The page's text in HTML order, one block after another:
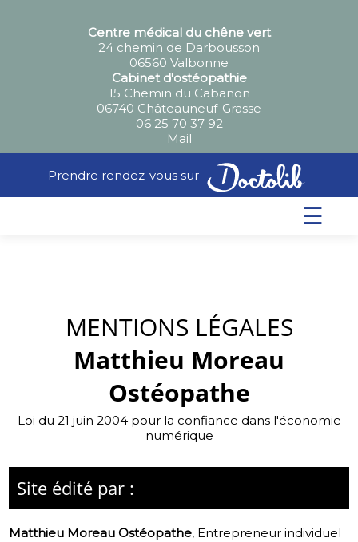
Centre médical du chêne vert
24 chemin de Darbousson
06560 Valbonne
Cabinet d'ostéopathie
15 Chemin du Cabanon
06740 Châteauneuf-Grasse
06 25 70 37 92
Mail
Prendre rendez-vous sur
☰
MENTIONS LÉGALES
Matthieu Moreau
Ostéopathe
Loi du 21 juin 2004 pour la confiance dans l'économie
numérique
Site édité par :
Matthieu Moreau Ostéopathe, Entrepreneur individuel